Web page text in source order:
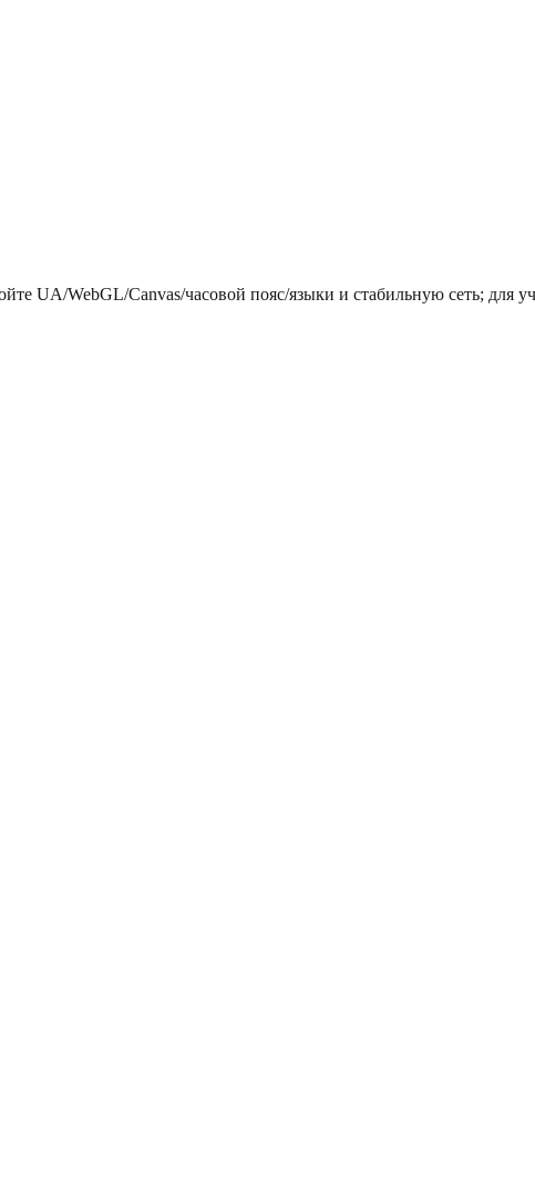
UA/WebGL/Canvas/часовой пояс/языки и стабильную сеть; для